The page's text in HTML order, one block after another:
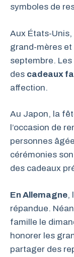
symboles de
Aux États-
grand-mères
septembre.
des cadeaux
affection.
Au Japon, la
l’occasion de
personnes
cérémonies
des cadeaux
En Allemagne,
répandue.
famille le
honorer les
partager des